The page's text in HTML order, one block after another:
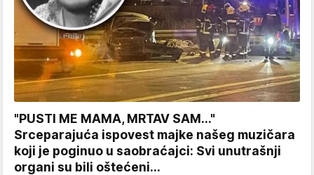
"PUSTI ME MAMA, MRTAV SAM..."
Srceparajuća ispovest majke našeg muzičara
koji je poginuo u saobraćajci: Svi unutrašnji
organi su bili oštećeni...